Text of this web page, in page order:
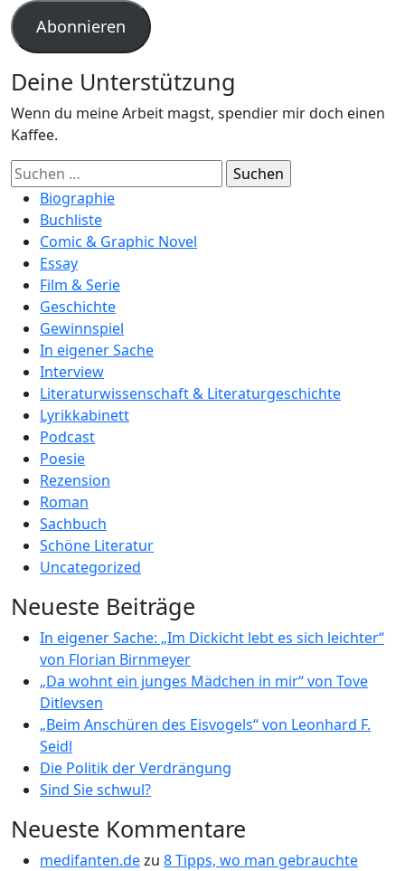
Adresse
Abonnieren
Deine Unterstützung
Wenn du meine Arbeit magst, spendier mir doch einen
Kaffee.
Suchen
nach:Biographie
Buchliste
Comic & Graphic Novel
Essay
Film & Serie
Geschichte
Gewinnspiel
In eigener Sache
Interview
Literaturwissenschaft & Literaturgeschichte
Lyrikkabinett
Podcast
Poesie
Rezension
Roman
Sachbuch
Schöne Literatur
Uncategorized
Neueste Beiträge
In eigener Sache: „Im Dickicht lebt es sich leichter“
von Florian Birnmeyer
„Da wohnt ein junges Mädchen in mir“ von Tove
Ditlevsen
„Beim Anschüren des Eisvogels“ von Leonhard F.
Seidl
Die Politik der Verdrängung
Sind Sie schwul?
Neueste Kommentare
medifanten.dezu 8 Tipps, wo man gebrauchte